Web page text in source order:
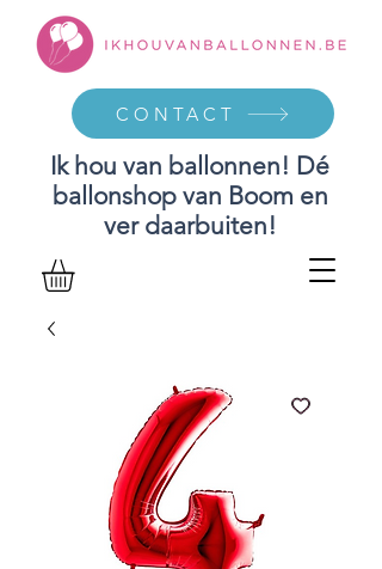
Ik hou van ballonnen! Dé
ballonshop van Boom en
ver daarbuiten!
CONTACT